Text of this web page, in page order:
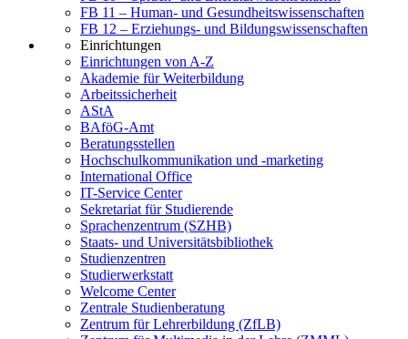
FB 11 – Human- und Gesundheitswissenschaften
FB 12 – Erziehungs- und Bildungswissenschaften
Einrichtungen
Einrichtungen von A-Z
Akademie für Weiterbildung
Arbeitssicherheit
AStA
BAföG-Amt
Beratungsstellen
Hochschulkommunikation und -marketing
International Office
IT-Service Center
Sekretariat für Studierende
Sprachenzentrum (SZHB)
Staats- und Universitätsbibliothek
Studienzentren
Studierwerkstatt
Welcome Center
Zentrale Studienberatung
Zentrum für Lehrerbildung (ZfLB)